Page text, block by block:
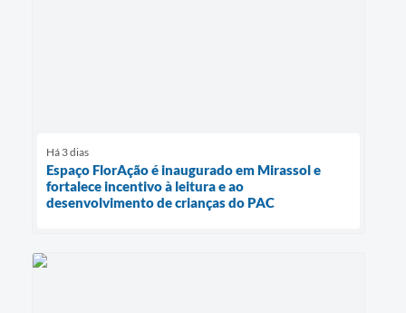
Há 3 dias
Espaço FlorAção é inaugurado em Mirassol e
fortalece incentivo à leitura e ao
desenvolvimento de crianças do PAC